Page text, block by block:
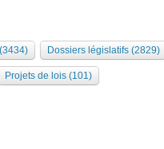
Dossiers législatifs (2829)
Projets de lois (101)